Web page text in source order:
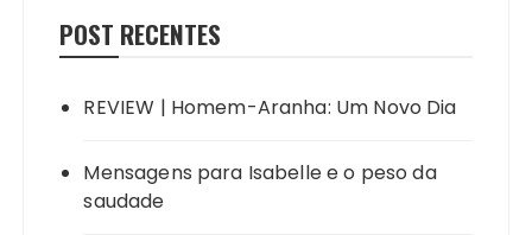
POST RECENTES
REVIEW | Homem-Aranha: Um Novo Dia
Mensagens para Isabelle e o peso da
saudade